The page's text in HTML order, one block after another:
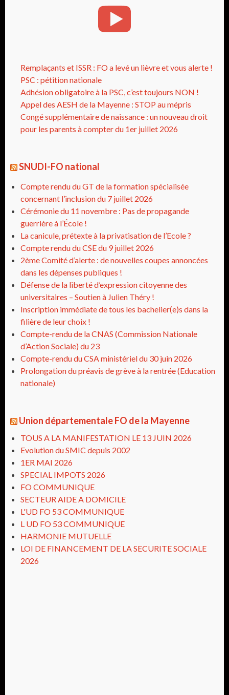
Remplaçants et ISSR : FO a levé un lièvre et vous alerte !
PSC : pétition nationale
Adhésion obligatoire à la PSC, c’est toujours NON !
Appel des AESH de la Mayenne : STOP au mépris
Congé supplémentaire de naissance : un nouveau droit
pour les parents à compter du 1er juillet 2026
SNUDI-FO national
Compte rendu du GT de la formation spécialisée
concernant l’inclusion du 7 juillet 2026
Cérémonie du 11 novembre : Pas de propagande
guerrière à l’École !
La canicule, prétexte à la privatisation de l’Ecole ?
Compte rendu du CSE du 9 juillet 2026
2ème Comité d’alerte : de nouvelles coupes annoncées
dans les dépenses publiques !
Défense de la liberté d’expression citoyenne des
universitaires – Soutien à Julien Théry !
Inscription immédiate de tous les bachelier(e)s dans la
filière de leur choix !
Compte-rendu de la CNAS (Commission Nationale
d’Action Sociale) du 23
Compte-rendu du CSA ministériel du 30 juin 2026
Prolongation du préavis de grève à la rentrée (Education
nationale)
Union départementale FO de la Mayenne
TOUS A LA MANIFESTATION LE 13 JUIN 2026
Evolution du SMIC depuis 2002
1ER MAI 2026
SPECIAL IMPOTS 2026
FO COMMUNIQUE
SECTEUR AIDE A DOMICILE
L'UD FO 53 COMMUNIQUE
L UD FO 53 COMMUNIQUE
HARMONIE MUTUELLE
LOI DE FINANCEMENT DE LA SECURITE SOCIALE
2026